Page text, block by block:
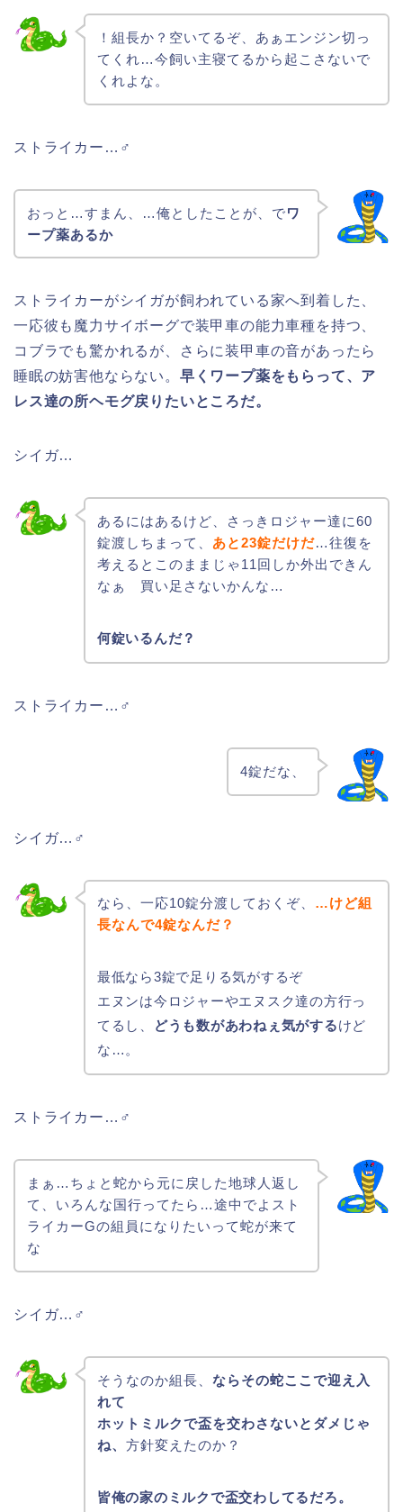
！組長か？空いてるぞ、あぁエンジン切っ
てくれ…今飼い主寝てるから起こさないで
くれよな。
ストライカー…♂
おっと…すまん、…俺としたことが、でワ
ープ薬あるか
ストライカーがシイガが飼われている家へ到着した、
一応彼も魔力サイボーグで装甲車の能力車種を持つ、
コブラでも驚かれるが、さらに装甲車の音があったら
睡眠の妨害他ならない。 早くワープ薬をもらって、ア
レス達の所ヘモグ戻りたいところだ。
シイガ…
あるにはあるけど、さっきロジャー達に60
錠渡しちまって、 あと23錠だけだ…往復を
考えるとこのままじゃ11回しか外出できん
なぁ 買い足さないかんな…
何錠いるんだ？
ストライカー…♂
4錠だな、
シイガ…♂
なら、一応10錠分渡しておくぞ、 …けど組
長なんで4錠なんだ？
最低なら3錠で足りる気がするぞ
エヌンは今ロジャーやエヌスク達の方行っ
てるし、
どうも数があわねぇ気がするけど
な…。
ストライカー…♂
まぁ…ちょと蛇から元に戻した地球人返し
て、いろんな国行ってたら…途中でよスト
ライカーGの組員になりたいって蛇が来て
な
シイガ…♂
そうなのか組長、 ならその蛇ここで迎え入
れて
ホットミルクで盃を交わさないとダメじゃ
ね、 方針変えたのか？
皆俺の家のミルクで盃交わしてるだろ。